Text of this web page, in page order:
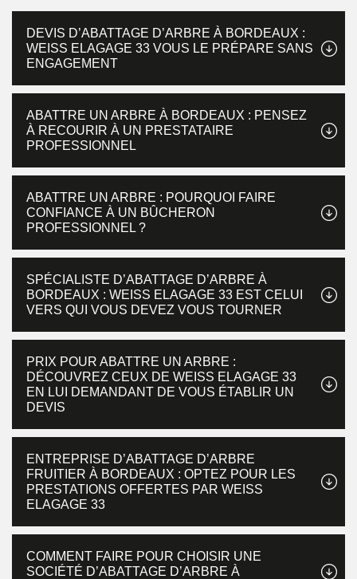
DEVIS D’ABATTAGE D’ARBRE À BORDEAUX :
WEISS ELAGAGE 33 VOUS LE PRÉPARE SANS
ENGAGEMENT
ABATTRE UN ARBRE À BORDEAUX : PENSEZ
À RECOURIR À UN PRESTATAIRE
PROFESSIONNEL
ABATTRE UN ARBRE : POURQUOI FAIRE
CONFIANCE À UN BÛCHERON
PROFESSIONNEL ?
SPÉCIALISTE D’ABATTAGE D’ARBRE À
BORDEAUX : WEISS ELAGAGE 33 EST CELUI
VERS QUI VOUS DEVEZ VOUS TOURNER
PRIX POUR ABATTRE UN ARBRE :
DÉCOUVREZ CEUX DE WEISS ELAGAGE 33
EN LUI DEMANDANT DE VOUS ÉTABLIR UN
DEVIS
ENTREPRISE D’ABATTAGE D’ARBRE
FRUITIER À BORDEAUX : OPTEZ POUR LES
PRESTATIONS OFFERTES PAR WEISS
ELAGAGE 33
COMMENT FAIRE POUR CHOISIR UNE
SOCIÉTÉ D’ABATTAGE D’ARBRE À